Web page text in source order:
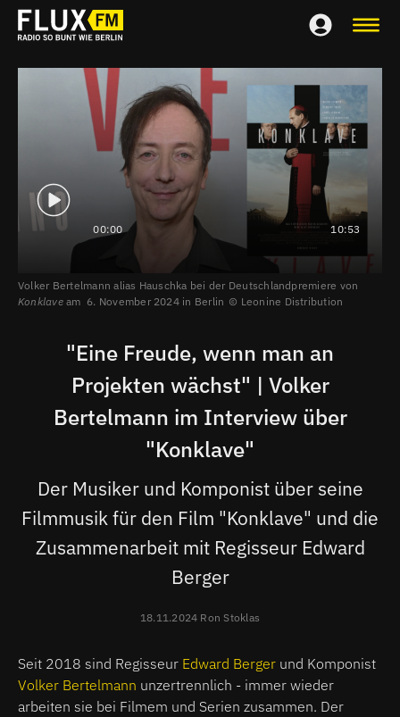
00:00 10:53
Volker Bertelmann alias Hauschka bei der Deutschlandpremiere von
Konklaveam 6. November 2024 in Berlin Leonine Distribution
"Eine Freude, wenn man an
Projekten wächst" | Volker
Bertelmann im Interview über
"Konklave"
Der Musiker und Komponist über seine
Filmmusik für den Film "Konklave" und die
Zusammenarbeit mit Regisseur Edward
Berger
18.11.2024 Ron Stoklas
Seit 2018 sind Regisseur Edward Berger und Komponist
Volker Bertelmann unzertrennlich - immer wieder
arbeiten sie bei Filmem und Serien zusammen. Der